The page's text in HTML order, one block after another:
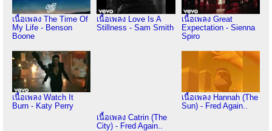
เนื้อเพลง The Time Of
My Life - Benson
Boone
เนื้อเพลง Love Is A
Stillness - Sam Smith
เนื้อเพลง Great
Expectation - Sienna
Spiro
เนื้อเพลง Watch It
Burn - Katy Perry
เนื้อเพลง Catrin (The
City) - Fred Again..
เนื้อเพลง Hannah (The
Sun) - Fred Again..